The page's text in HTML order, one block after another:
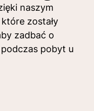
naszym
zostały
zadbać o
pobyt u